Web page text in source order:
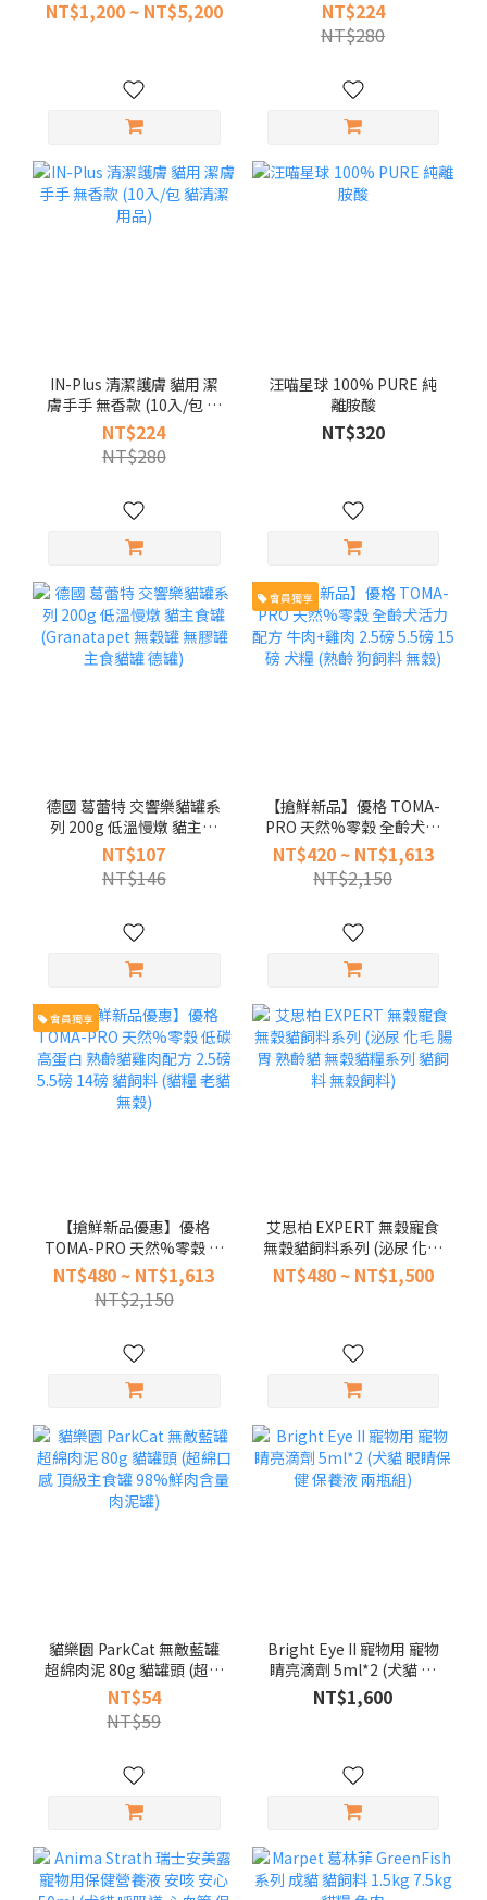
皮膚 皮毛 低敏感
NT$1,200 ~ NT$5,200
NT$224
NT$280
IN-Plus 清潔護膚 貓用 潔
膚手手 無香款 (10入/包 貓
清潔用品)
NT$224
NT$280
汪喵星球 100% PURE 純
離胺酸
NT$320
德國 葛蕾特 交響樂貓罐系
列 200g 低溫慢燉 貓主食
罐 (Granatapet 無穀罐 無
膠罐 主食貓罐 德罐)
NT$107
NT$146
會員獨享
【搶鮮新品】優格 TOMA-
PRO 天然%零穀 全齡犬活
力配方 牛肉+雞肉 2.5磅
5.5磅 15磅 犬糧 (熟齡 狗飼
料 無穀)
NT$420 ~ NT$1,613
NT$2,150
會員獨享
【搶鮮新品優惠】優格
TOMA-PRO 天然%零穀 低
碳高蛋白 熟齡貓雞肉配方
2.5磅 5.5磅 14磅 貓飼料
(貓糧 老貓 無穀)
NT$480 ~ NT$1,613
NT$2,150
艾思柏 EXPERT 無穀寵食
無穀貓飼料系列 (泌尿 化毛
腸胃 熟齡貓 無穀貓糧系列
貓飼料 無穀飼料)
NT$480 ~ NT$1,500
貓樂園 ParkCat 無敵藍罐
超綿肉泥 80g 貓罐頭 (超綿
口感 頂級主食罐 98%鮮肉
含量 肉泥罐)
NT$54
NT$59
Bright Eye II 寵物用 寵物
睛亮滴劑 5ml*2 (犬貓 眼
睛保健 保養液 兩瓶組)
NT$1,600